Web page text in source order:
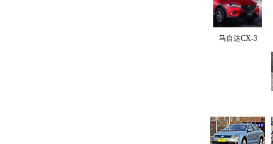
马自达CX-3